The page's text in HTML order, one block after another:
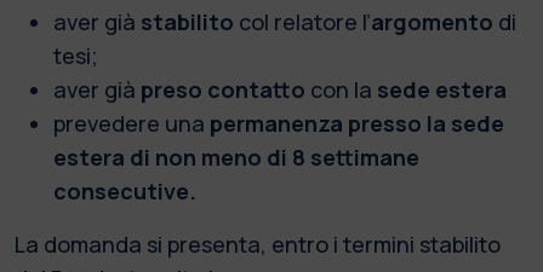
aver già stabilito col relatore l’argomento di
tesi;
aver già preso contatto con la sede estera
prevedere una permanenza presso la sede
estera di non meno di 8 settimane
consecutive.
La domanda si presenta, entro i termini stabilito